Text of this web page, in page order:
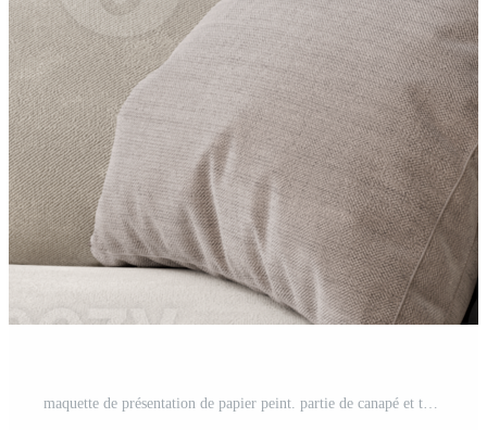
maquette de présentation de papier peint. partie de canapé et table basse sur fond transparent. espace de copie pour la conception de papier peint, panneaux muraux, papier peint photo, impression ou peinture. maquette intérieure. rendu 3D. PNG Pro